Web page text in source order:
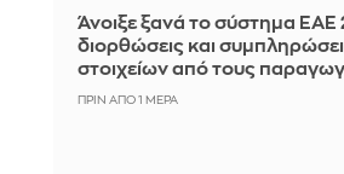
Άνοιξε ξανά το σύστημα ΕΑΕ
διορθώσεις και
στοιχείων από τους
ΠΡΙΝ ΑΠΌ 1 ΜΈΡΑ